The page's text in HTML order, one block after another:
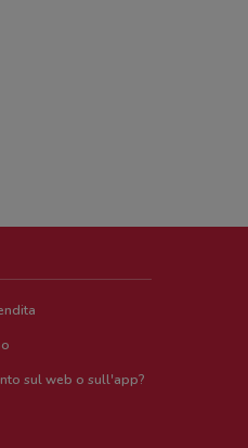
sul web o sull'app?